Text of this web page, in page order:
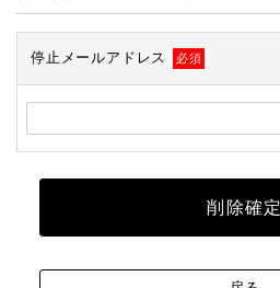
停止メールアドレス 必須